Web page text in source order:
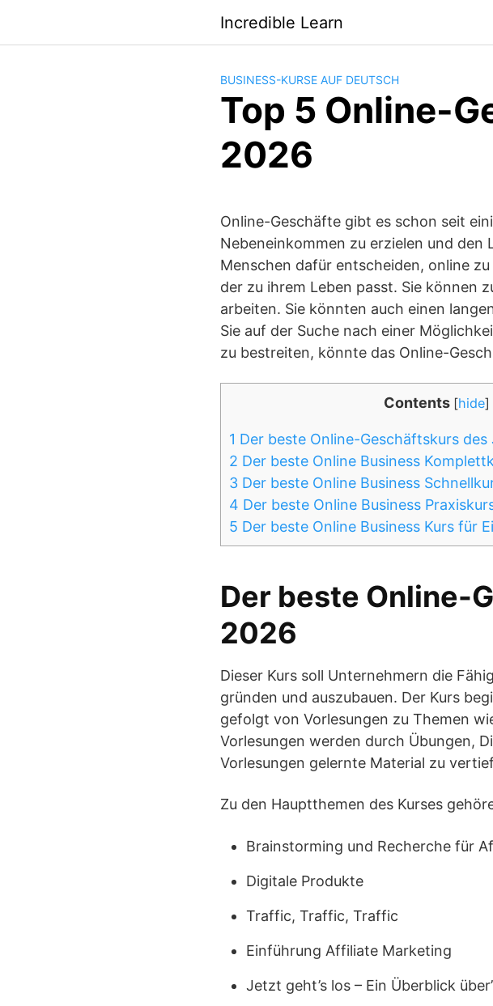
contenido
Incredible Learn
BUSINESS-KURSE AUF DEUTSCH
Top 5 Online-
2026
Online-Geschäfte gibt es schon seit
Nebeneinkommen zu erzielen und den
Menschen dafür entscheiden, online
der zu ihrem Leben passt. Sie können
arbeiten. Sie könnten auch einen
Sie auf der Suche nach einer
zu bestreiten, könnte das Online-
Contents [hide]
1 Der beste Online-Geschäftskurs des
2 Der beste Online Business
3 Der beste Online Business
4 Der beste Online Business
5 Der beste Online Business Kurs für
Der beste Online-
2026
Dieser Kurs soll Unternehmern die
gründen und auszubauen. Der Kurs
gefolgt von Vorlesungen zu Themen
Vorlesungen werden durch Übungen,
Vorlesungen gelernte Material zu
Zu den Hauptthemen des Kurses
Brainstorming und Recherche für
Digitale Produkte
Traffic, Traffic, Traffic
Einführung Affiliate Marketing
Jetzt geht’s los – Ein Überblick